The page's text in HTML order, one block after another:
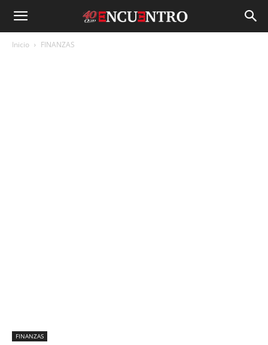
Inicio FINANZAS
FINANZAS